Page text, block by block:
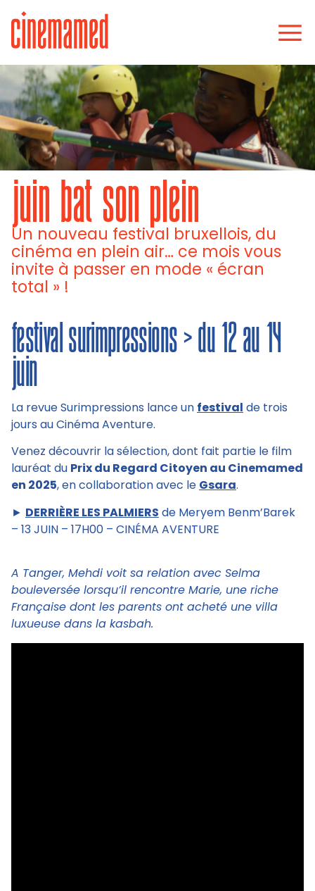
juin bat son plein
Un nouveau festival bruxellois, du
cinéma en plein air… ce mois vous
invite à passer en mode « écran
total » !
festival surimpressions > du 12 au 14
juin
La revue Surimpressions lance un festival de trois
jours au Cinéma Aventure.
Venez découvrir la sélection, dont fait partie le film
lauréat du Prix du Regard Citoyen au Cinemamed
en 2025, en collaboration avec le Gsara.
► DERRIÈRE LES PALMIERS de Meryem Benm’Barek
– 13 JUIN – 17H00 – CINÉMA AVENTURE
A Tanger, Mehdi voit sa relation avec Selma
bouleversée lorsqu’il rencontre Marie, une riche
Française dont les parents ont acheté une villa
luxueuse dans la kasbah.